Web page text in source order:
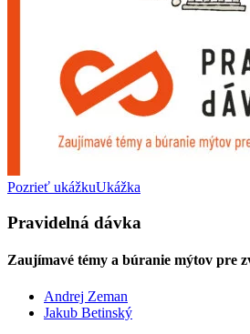
Pozrieť ukážkuUkážka
Pravidelná dávka
Zaujímavé témy a búranie mýtov pre
Andrej Zeman
Jakub Betinský